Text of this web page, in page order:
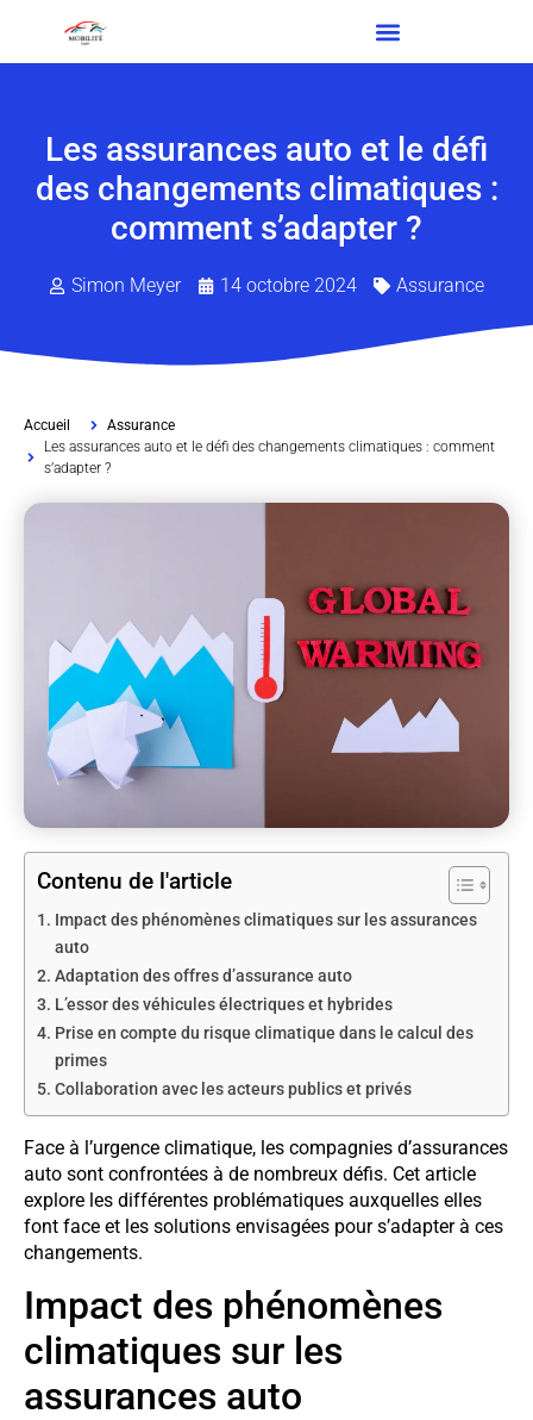
Les assurances auto et le défi
des changements climatiques :
comment s’adapter ?
Simon Meyer 14 octobre 2024 Assurance
Accueil
Assurance
Les assurances auto et le défi des changements climatiques : comment
s’adapter ?
Contenu de l'article
Impact des phénomènes climatiques sur les assurances
auto
Adaptation des offres d’assurance auto
L’essor des véhicules électriques et hybrides
Prise en compte du risque climatique dans le calcul des
primes
Collaboration avec les acteurs publics et privés
Face à l’urgence climatique, les compagnies d’assurances
auto sont confrontées à de nombreux défis. Cet article
explore les différentes problématiques auxquelles elles
font face et les solutions envisagées pour s’adapter à ces
changements.
Impact des phénomènes
climatiques sur les
assurances auto